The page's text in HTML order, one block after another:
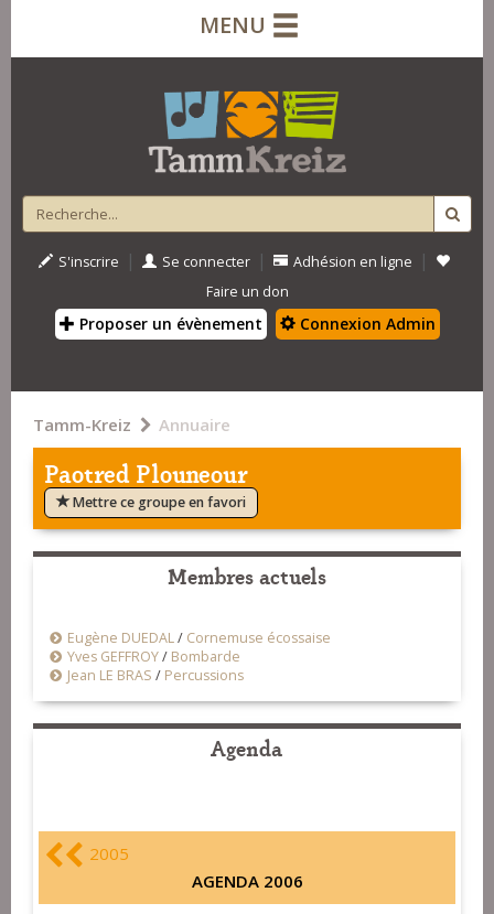
MENU
S'inscrire | Se connecter | Adhésion en ligne |
Faire un don
Proposer un évènement Connexion Admin
Tamm-Kreiz Annuaire
Paotred Plouneour
Mettre ce groupe en favori
Membres actuels
Eugène DUEDAL/ Cornemuse écossaise
Yves GEFFROY/ Bombarde
Jean LE BRAS / Percussions
Agenda
2005
AGENDA 2006